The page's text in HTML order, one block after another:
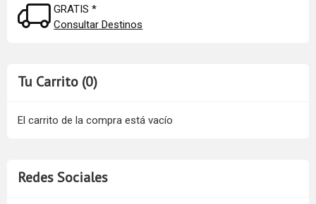
GRATIS *
Consultar Destinos
Tu Carrito (0)
El carrito de la compra está vacío
Redes Sociales